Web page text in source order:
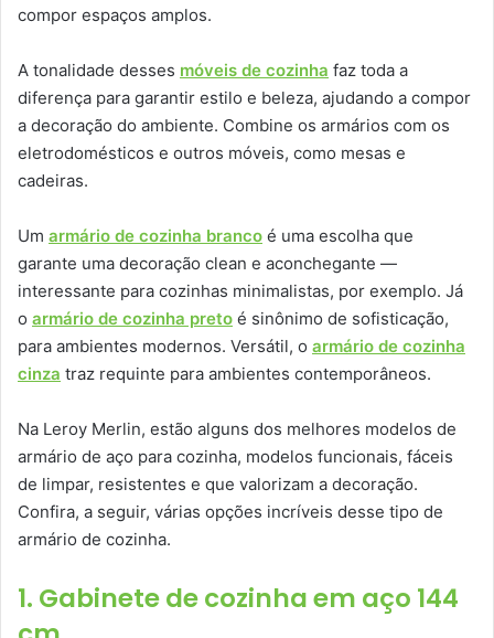
compor espaços amplos.
A tonalidade desses móveis de cozinha faz toda a
diferença para garantir estilo e beleza, ajudando a compor
a decoração do ambiente. Combine os armários com os
eletrodomésticos e outros móveis, como mesas e
cadeiras.
Um armário de cozinha branco é uma escolha que
garante uma decoração clean e aconchegante —
interessante para cozinhas minimalistas, por exemplo. Já
o armário de cozinha preto é sinônimo de sofisticação,
para ambientes modernos. Versátil, o armário de cozinha
cinza traz requinte para ambientes contemporâneos.
Na Leroy Merlin, estão alguns dos melhores modelos de
armário de aço para cozinha, modelos funcionais, fáceis
de limpar, resistentes e que valorizam a decoração.
Confira, a seguir, várias opções incríveis desse tipo de
armário de cozinha.
1. Gabinete de cozinha em aço 144